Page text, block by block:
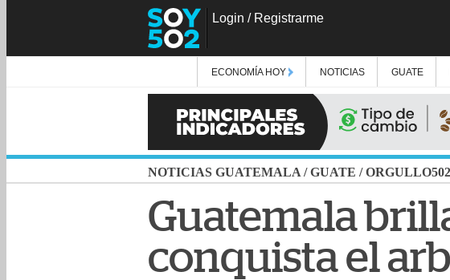
Login / Registrarme
ECONOMÍA HOY NOTICIAS GUATE
NOTICIAS GUATEMALA /GUATE /ORGULLO502
Guatemala
conquista el